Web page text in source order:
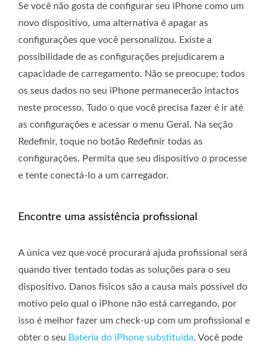
Se você não gosta de configurar seu iPhone como um
novo dispositivo, uma alternativa é apagar as
configurações que você personalizou. Existe a
possibilidade de as configurações prejudicarem a
capacidade de carregamento. Não se preocupe; todos
os seus dados no seu iPhone permanecerão intactos
neste processo. Tudo o que você precisa fazer é ir até
as configurações e acessar o menu Geral. Na seção
Redefinir, toque no botão Redefinir todas as
configurações. Permita que seu dispositivo o processe
e tente conectá-lo a um carregador.
Encontre uma assistência profissional
A única vez que você procurará ajuda profissional será
quando tiver tentado todas as soluções para o seu
dispositivo. Danos físicos são a causa mais possível do
motivo pelo qual o iPhone não está carregando, por
isso é melhor fazer um check-up com um profissional e
obter o seu Bateria do iPhone substituída. Você pode